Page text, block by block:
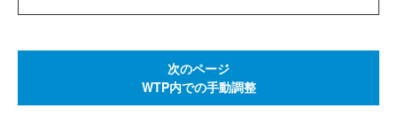
次のページ
WTP内での手動調整